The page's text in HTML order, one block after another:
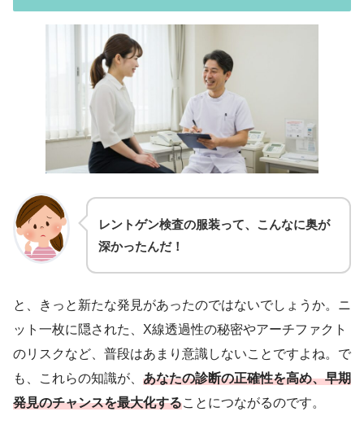
レントゲン検査の服装って、こんなに奥が
深かったんだ！
と、きっと新たな発見があったのではないでしょうか。ニ
ット一枚に隠された、X線透過性の秘密やアーチファクト
のリスクなど、普段はあまり意識しないことですよね。で
も、これらの知識が、 あなたの診断の正確性を高め、早期
発見のチャンスを最大化することにつながるのです。